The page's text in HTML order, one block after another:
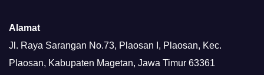
Alamat
Jl. Raya Sarangan No.73, Plaosan I, Plaosan, Kec.
Plaosan, Kabupaten Magetan, Jawa Timur 63361